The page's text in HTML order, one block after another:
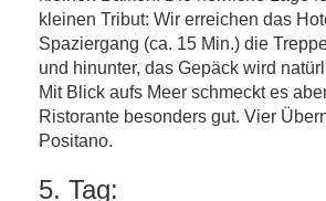
kleinen Tribut: Wir erreichen das
Spaziergang (ca. 15 Min.) die
und hinunter, das Gepäck wird
Mit Blick aufs Meer schmeckt es
Ristorante besonders gut. Vier
Positano.
5. Tag: